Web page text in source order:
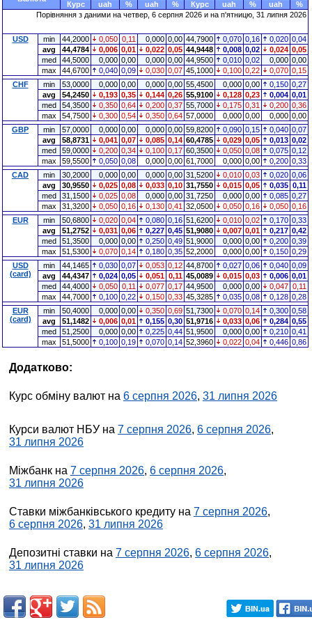
Курс
uah % uah % Курс uah % uah
%
Порівняння з даними на четвер, 6 серпня 2026 и на п'ятницю, 31 липня 2026
USD min 44,2000 0,050 0,11 0,000 0,00 44,7900 0,070 0,16 0,020 0,04
avg
44,4784 0,006 0,01 0,022 0,05 44,9448 0,008 0,02 0,024 0,05
med
44,5000 0,000 0,00 0,000 0,00 44,9500 0,010 0,02 0,000 0,00
max
44,6700 0,040 0,09 0,030 0,07 45,1000 0,100 0,22 0,070 0,15
CHF
min 53,0000 0,000 0,00 0,000 0,00 55,4500 0,000 0,00 0,150 0,27
avg
54,2450 0,193 0,35 0,144 0,26 55,9100 0,128 0,23 0,004 0,01
med
54,3500 0,350 0,64 0,200 0,37 55,7000 0,175 0,31 0,200 0,36
max
54,7500 0,300 0,54 0,350 0,64 57,0000 0,000 0,00 0,000 0,00
GBP
min 57,0000 0,000 0,00 0,000 0,00 59,8200 0,090 0,15 0,040 0,07
avg
58,8731 0,041 0,07 0,085 0,14 60,4785 0,029 0,05 0,013 0,02
med
59,0000 0,200 0,34 0,100 0,17 60,3500 0,050 0,08 0,075 0,12
max
59,5500 0,050 0,08 0,000 0,00 61,7000 0,000 0,00 0,200 0,33
CAD
min 30,2000 0,000 0,00 0,000 0,00 31,5200 0,010 0,03 0,020 0,06
avg
30,9550 0,025 0,08 0,033 0,10 31,7550 0,015 0,05 0,035 0,11
med
31,1500 0,025 0,08 0,000 0,00 31,7250 0,000 0,00 0,085 0,27
max
31,3200 0,050 0,16 0,130 0,41 32,0500 0,050 0,16 0,050 0,16
EUR
min 50,6800 0,020 0,04 0,080 0,16 51,6200 0,010 0,02 0,170 0,33
avg
51,2752 0,031 0,06 0,227 0,45 51,9080 0,007 0,01 0,217 0,42
med
51,3500 0,000 0,00 0,250 0,49 51,9000 0,000 0,00 0,200 0,39
max
51,5300 0,070 0,14 0,180 0,35 52,2000 0,000 0,00 0,150 0,29
USD
(card)
min 44,1465 0,030 0,07 0,053 0,12 44,8700 0,027 0,06 0,040 0,09
avg
44,4347 0,024 0,05 0,051 0,11 45,0089 0,015 0,03 0,006 0,01
med
44,4000 0,050 0,11 0,077 0,17 44,9500 0,000 0,00 0,047 0,11
max
44,7000 0,100 0,22 0,150 0,33 45,3285 0,035 0,08 0,128 0,28
EUR
(card)
min 50,4000 0,000 0,00 0,350 0,69 51,7300 0,070 0,14 0,300 0,58
avg
51,1482 0,006 0,01 0,155 0,30 51,9716 0,033 0,06 0,284 0,55
med
51,2500 0,000 0,00 0,225 0,44 51,9500 0,000 0,00 0,210 0,41
max
51,5000 0,100 0,19 0,070 0,14 52,3960 0,022 0,04 0,446 0,86
Додатково:
Курс обміну валют на 6 серпня 2026, 31 липня 2026
Курси валют НБУ на 7 серпня 2026, 6 серпня 2026,
31 липня 2026
Міжбанк на 7 серпня 2026, 6 серпня 2026,
31 липня 2026
Ставки міжбанківського кредиту на 7 серпня 2026,
6 серпня 2026, 31 липня 2026
Депозитні ставки на 7 серпня 2026, 6 серпня 2026,
31 липня 2026